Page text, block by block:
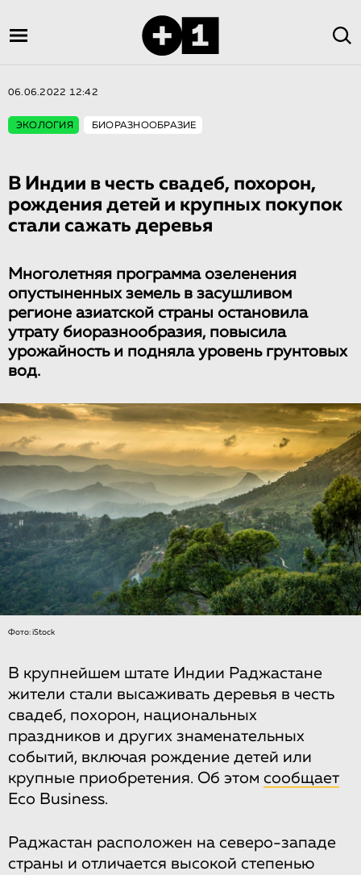
06.06.2022 12:42
ЭКОЛОГИЯ БИОРАЗНООБРАЗИЕ
В Индии в честь свадеб, похорон,
рождения детей и крупных покупок
стали сажать деревья
Многолетняя программа озеленения
опустыненных земель в засушливом
регионе азиатской страны остановила
утрату биоразнообразия, повысила
урожайность и подняла уровень грунтовых
вод.
Фото: iStock
В крупнейшем штате Индии Раджастане
жители стали высаживать деревья в честь
свадеб, похорон, национальных
праздников и других знаменательных
событий, включая рождение детей или
крупные приобретения. Об этом сообщает
Eco Business.
Раджастан расположен на северо-западе
страны и отличается высокой степенью